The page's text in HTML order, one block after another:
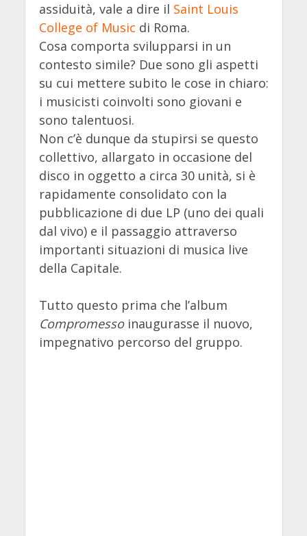
assiduità, vale a dire il Saint Louis
College of Music di Roma.
Cosa comporta svilupparsi in un
contesto simile? Due sono gli aspetti
su cui mettere subito le cose in chiaro:
i musicisti coinvolti sono giovani e
sono talentuosi.
Non c’è dunque da stupirsi se questo
collettivo, allargato in occasione del
disco in oggetto a circa 30 unità, si è
rapidamente consolidato con la
pubblicazione di due LP (uno dei quali
dal vivo) e il passaggio attraverso
importanti situazioni di musica live
della Capitale.
Tutto questo prima che l’album
Compromessoinaugurasse il nuovo,
impegnativo percorso del gruppo.